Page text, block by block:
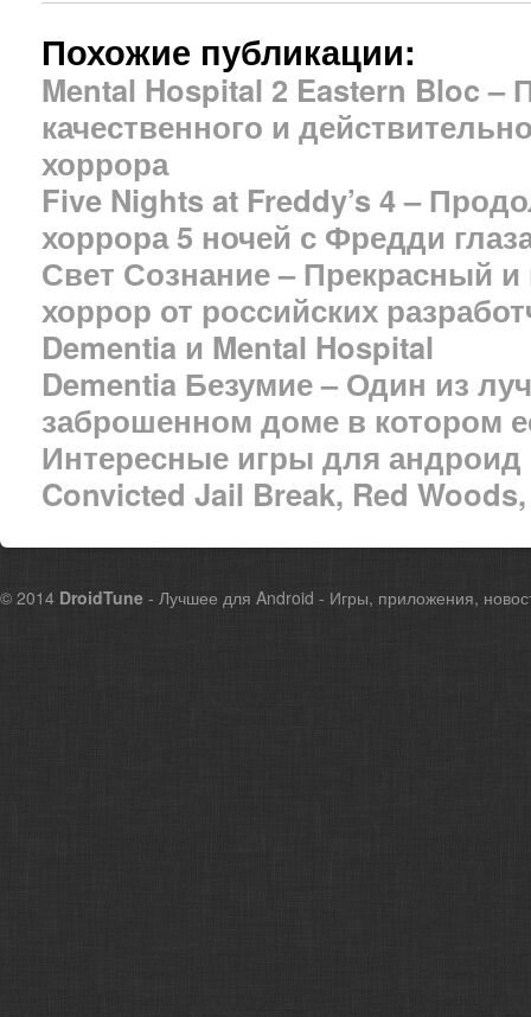
Похожие публикации:
Mental Hospital 2 Eastern Bloc –
качественного и
хоррора
Five Nights at Freddy’s 4 –
хоррора 5 ночей с Фредди
Свет Сознание – Прекрасный
хоррор от российских
Dementia и Mental Hospital
Dementia Безумие – Один из
заброшенном доме в котором
Интересные игры для андроид
Convicted Jail Break, Red
© 2014 DroidTune - Лучшее для Android - Игры, приложения,